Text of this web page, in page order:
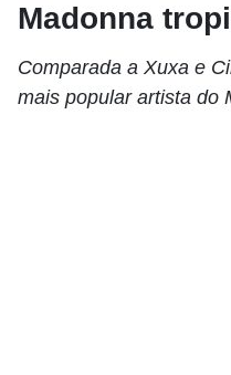
Madonna
Comparada a Xuxa e
mais popular artista do